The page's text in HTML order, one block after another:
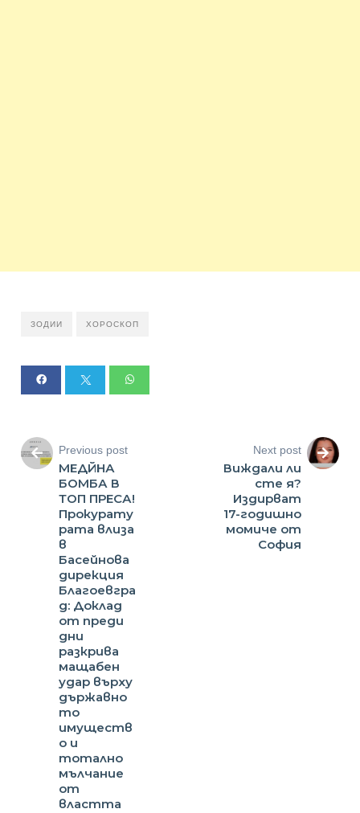
ЗОДИИ ХОРОСКОП
Previous post
МЕДЙНА
БОМБА В
ТОП ПРЕСА!
Прокурату
рата влиза
в
Басейнова
дирекция
Благоевгра
д: Доклад
от преди
дни
разкрива
мащабен
удар върху
държавно
то
имуществ
о и
тотално
мълчание
от
властта
Next post
Виждали ли
сте я?
Издирват
17-годишно
момиче от
София